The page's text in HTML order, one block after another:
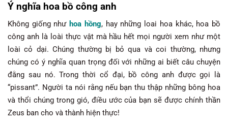
Ý nghĩa hoa bồ công anh
Không giống như hoa hồng, hay những loai hoa khác, hoa bồ
công anh là loài thực vật mà hầu hết mọi người xem như một
loài cỏ dại. Chúng thường bị bỏ qua và coi thường, nhưng
chúng có ý nghĩa quan trọng đối với những ai biết câu chuyện
đằng sau nó. Trong thời cổ đại, bồ công anh được gọi là
“pissant”. Người ta nói rằng nếu bạn thu thập những bông hoa
và thổi chúng trong gió, điều ước của bạn sẽ được chính thần
Zeus ban cho và thành hiện thực!